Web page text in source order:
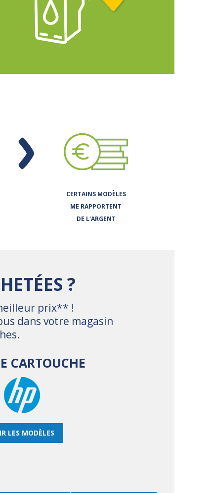
CERTAINS MODÈLES
ME RAPPORTENT
DE L'ARGENT
?
prix** !
dans votre magasin
CARTOUCHE
LES MODÈLES